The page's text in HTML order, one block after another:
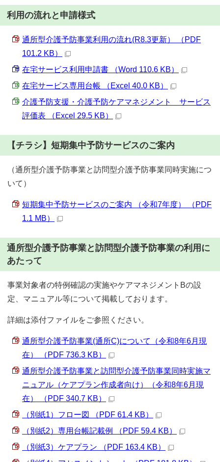
利用の流れと申請様式
通所型介護予防事業利用の流れ(R8.3更新） （PDF
101.2 KB）
在宅サービス利用申請書 （Word 110.6 KB）
在宅サービス専用台帳 （Excel 40.0 KB）
介護予防支援・介護予防ケアマネジメント サービス
評価表 （Excel 29.5 KB）
【チラシ】短期集中予防サービスのご案内
（通所型介護予防事業と訪問型介護予防事業同時実施につ
いて）
短期集中予防サービスのご案内 （令和7年度） （PDF
1.1 MB）
通所型介護予防事業と訪問型介護予防事業の利用に
あたって
事業対象者の特例確認の実施やケアマネジメントBの設
定、マニュアル等について掲載しております。
詳細は添付ファイルをご参照ください。
通所型介護予防事業(通所C)について（令和8年6月現
在） （PDF 736.3 KB）
通所型介護予防事業と訪問型介護予防事業同時実施マ
ニュアル（ケアプラン作成者向け）（令和8年6月現
在） （PDF 340.7 KB）
（別紙1）フロー図 （PDF 61.4 KB）
（別紙2）専用台帳記載例 （PDF 59.4 KB）
（別紙3）ケアプラン （PDF 163.4 KB）